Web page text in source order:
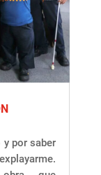
por saber